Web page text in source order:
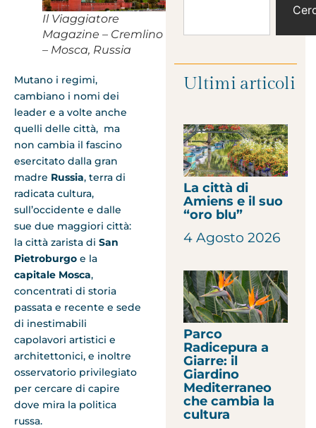
Il Viaggiatore
Magazine – Cremlino
– Mosca, Russia
Mutano i regimi,
cambiano i nomi dei
leader e a volte anche
quelli delle città, ma
non cambia il fascino
esercitato dalla gran
madre Russia, terra di
radicata cultura,
sull’occidente e dalle
sue due maggiori città:
la città zarista di San
Pietroburgo e la
capitale Mosca,
concentrati di storia
passata e recente e sede
di inestimabili
capolavori artistici e
architettonici, e inoltre
osservatorio privilegiato
per cercare di capire
dove mira la politica
russa.
Ultimi articoli
La città di
Amiens e il suo
“oro blu”
4 Agosto 2026
Parco
Radicepura a
Giarre: il
Giardino
Mediterraneo
che cambia la
cultura